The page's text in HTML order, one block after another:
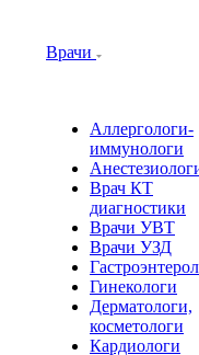
Врачи
Аллергологи-
иммунологи
Врач КТ
диагностики
Врачи УВТ
Врачи УЗД
Гинекологи
Дерматологи,
косметологи
Кардиологи